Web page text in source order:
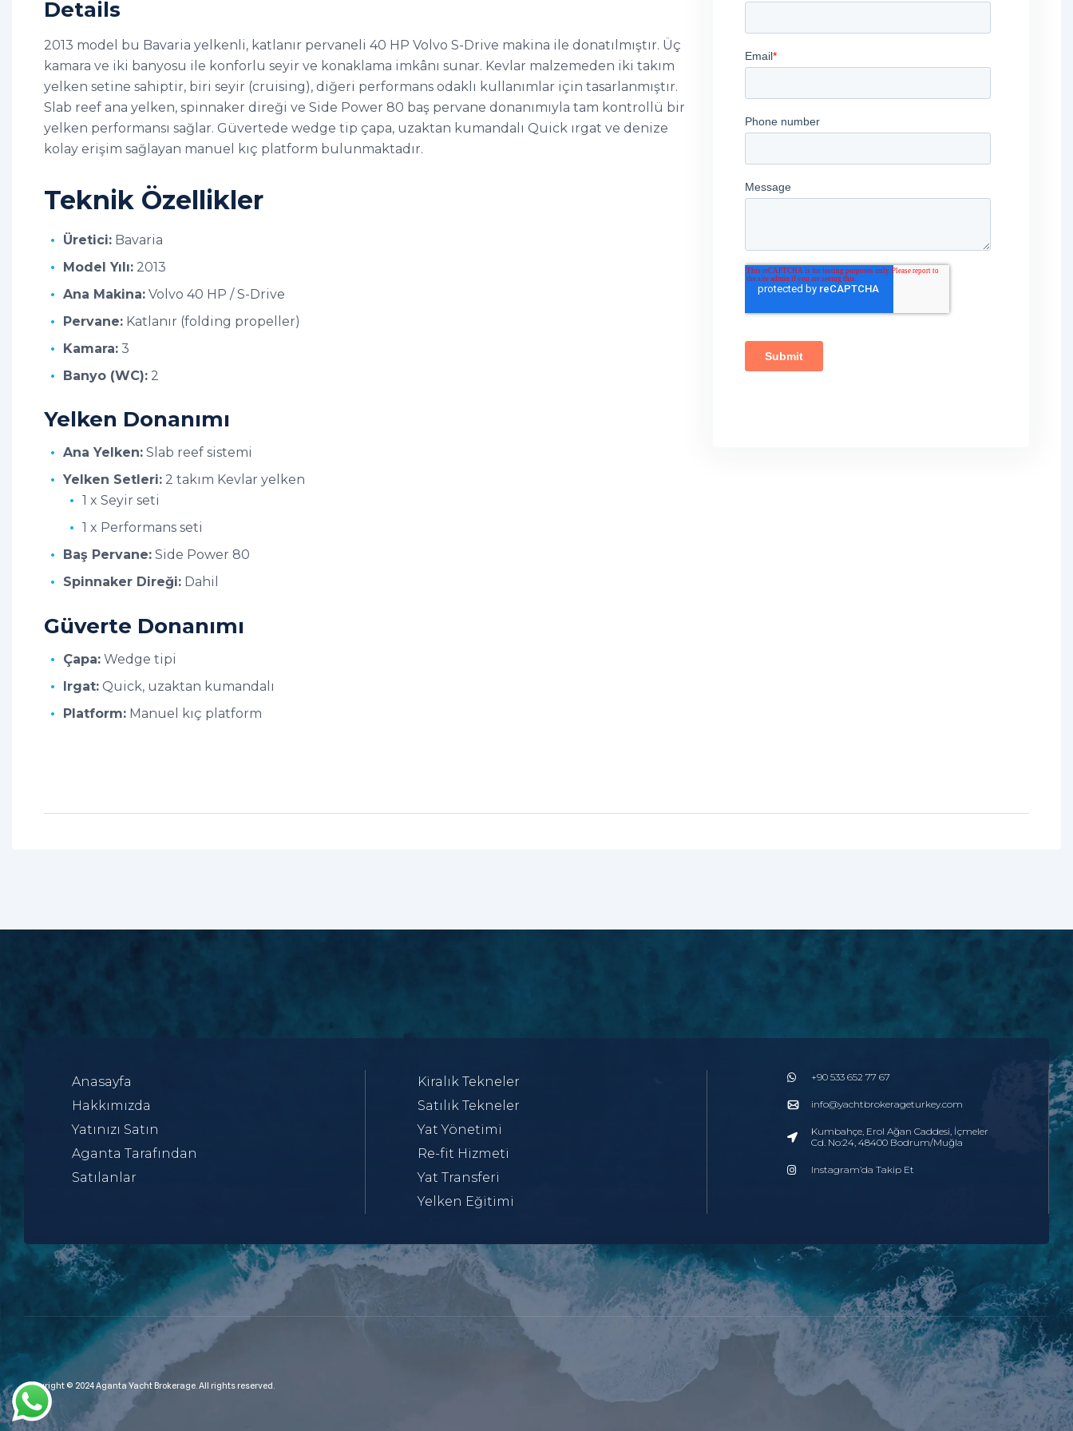
Details
2013 model bu Bavaria yelkenli, katlanır pervaneli 40 HP Volvo S-Drive makina ile donatılmıştır. Üç
kamara ve iki banyosu ile konforlu seyir ve konaklama imkânı sunar. Kevlar malzemeden iki takım
yelken setine sahiptir, biri seyir (cruising), diğeri performans odaklı kullanımlar için tasarlanmıştır.
Slab reef ana yelken, spinnaker direği ve Side Power 80 baş pervane donanımıyla tam kontrollü bir
yelken performansı sağlar. Güvertede wedge tip çapa, uzaktan kumandalı Quick ırgat ve denize
kolay erişim sağlayan manuel kıç platform bulunmaktadır.
Teknik Özellikler
Üretici: Bavaria
Model Yılı: 2013
Ana Makina: Volvo 40 HP / S-Drive
Pervane: Katlanır (folding propeller)
Kamara: 3
Banyo (WC): 2
Yelken Donanımı
Ana Yelken: Slab reef sistemi
Yelken Setleri: 2 takım Kevlar yelken
1 x Seyir seti
1 x Performans seti
Baş Pervane: Side Power 80
Spinnaker Direği: Dahil
Güverte Donanımı
Çapa: Wedge tipi
Irgat: Quick, uzaktan kumandalı
Platform: Manuel kıç platform
Anasayfa
Hakkımızda
Yatınızı Satın
Aganta Tarafından
Satılanlar
Kiralık Tekneler
Satılık Tekneler
Yat Yönetimi
Re-fit Hizmeti
Yat Transferi
Yelken Eğitimi
+90 533 652 77 67
info@yachtbrokerageturkey.com
Kumbahçe, Erol Ağan Caddesi, İçmeler
Cd. No:24, 48400 Bodrum/Muğla
Instagram’da Takip Et
Copyright © 2024 Aganta Yacht Brokerage. All rights reserved.